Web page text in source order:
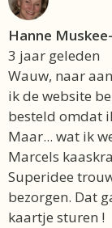
Hanne
3 jaar geleden
Wauw, naar
ik de website
besteld omdat
Maar... wat ik
Marcels
Superidee
bezorgen. Dat
kaartje sturen !